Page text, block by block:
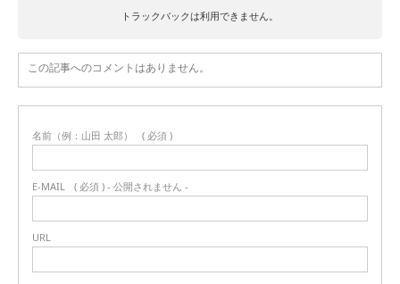
トラックバックは利用できません。
この記事へのコメントはありません。
名前（例：山田 太郎） ( 必須 )
E-MAIL ( 必須 ) - 公開されません -
URL